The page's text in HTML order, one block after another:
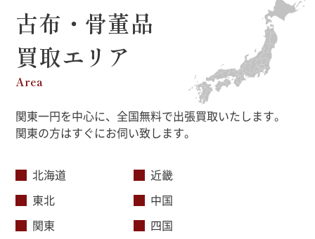
古布・骨董品
買取エリア
Area
関東一円を中心に、全国無料で出張買取いたします。
関東の方はすぐにお伺い致します。
北海道
東北
関東
近畿
中国
四国